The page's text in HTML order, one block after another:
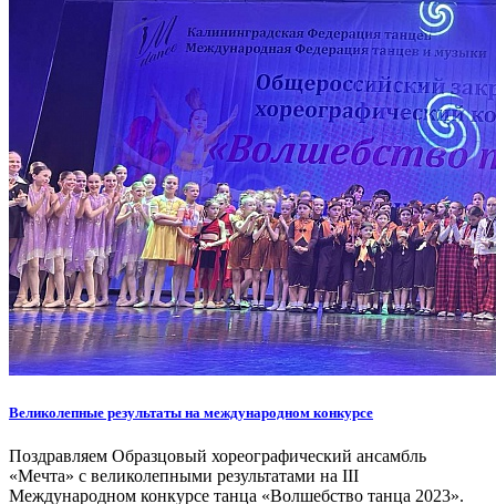
Великолепные результаты на международном конкурсе
Поздравляем Образцовый хореографический ансамбль
«Мечта» с великолепными результатами на III
Международном конкурсе танца «Волшебство танца 2023».